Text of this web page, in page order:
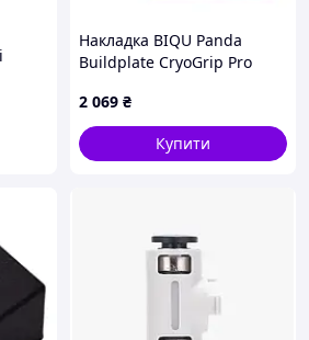
Накладка BIQU Panda
Buildplate CryoGrip Pro
магнітна накладка - для
міні-принтерів BambuLab
A1 - 184x184 м
2 069 ₴
Купити